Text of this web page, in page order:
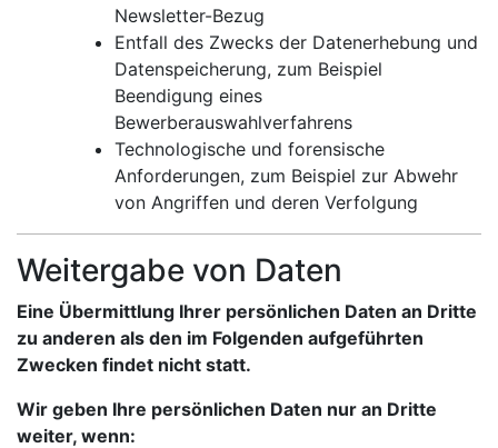
Newsletter-Bezug
Entfall des Zwecks der Datenerhebung und
Datenspeicherung, zum Beispiel
Beendigung eines
Bewerberauswahlverfahrens
Technologische und forensische
Anforderungen, zum Beispiel zur Abwehr
von Angriffen und deren Verfolgung
Weitergabe von Daten
Eine Übermittlung Ihrer persönlichen Daten an Dritte
zu anderen als den im Folgenden aufgeführten
Zwecken findet nicht statt.
Wir geben Ihre persönlichen Daten nur an Dritte
weiter, wenn: